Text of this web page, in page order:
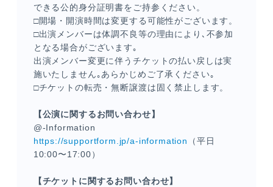
できる公的身分証明書をご持参ください。
□開場・開演時間は変更する可能性がございます。
□出演メンバーは体調不良等の理由により､不参加
となる場合がございます｡
出演メンバー変更に伴うチケットの払い戻しは実
施いたしません｡あらかじめご了承ください｡
□チケットの転売・無断譲渡は固く禁止します。
【公演に関するお問い合わせ】
@-Information
https://supportform.jp/a-information
（平日
10:00〜17:00）
【チケットに関するお問い合わせ】